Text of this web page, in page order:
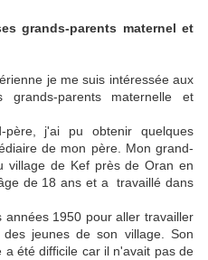
grands-parents maternel et
je me suis intéressée aux
grands-parents maternelle et
j'ai pu obtenir quelques
de mon père. Mon grand-
village de Kef près de Oran en
de 18 ans et a travaillé dans
1950 pour aller travailler
jeunes de son village. Son
été difficile car il n'avait pas de